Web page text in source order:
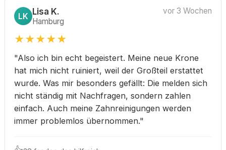
LK Lisa K.
Hamburg
vor 3 Wochen
★★★★★
"Also ich bin echt begeistert. Meine neue Krone
hat mich nicht ruiniert, weil der Großteil erstattet
wurde. Was mir besonders gefällt: Die melden sich
nicht ständig mit Nachfragen, sondern zahlen
einfach. Auch meine Zahnreinigungen werden
immer problemlos übernommen."